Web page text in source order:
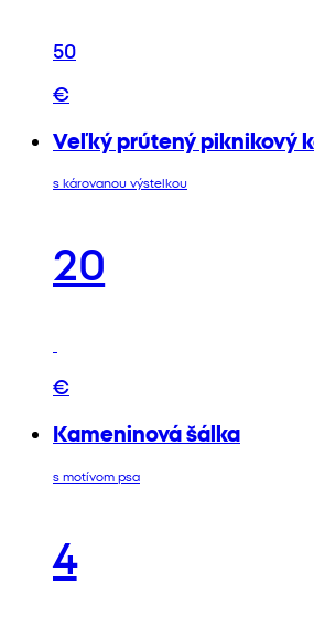
50
€
Veľký prútený piknikový
s károvanou výstelkou
20
€
Kameninová šálka
s motívom psa
4